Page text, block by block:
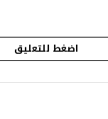
اضغط للتعليق